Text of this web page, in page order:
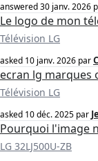
answered30 janv. 2026
Le logo de mon
Télévision LG
asked 10 janv. 2026 par
ecran lg marques
Télévision LG
asked 10 déc. 2025 par
Pourquoi l'image
LG 32LJ500U-ZB